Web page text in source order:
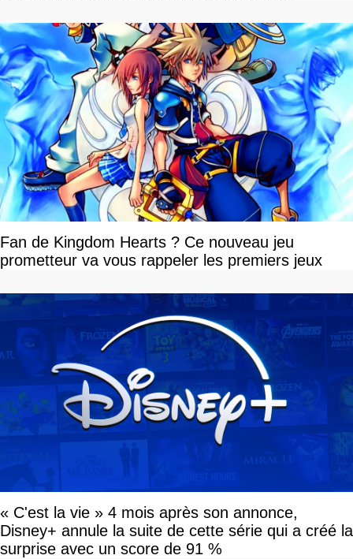
Fan de Kingdom Hearts ? Ce nouveau jeu
prometteur va vous rappeler les premiers jeux
« C'est la vie » 4 mois après son annonce,
Disney+ annule la suite de cette série qui a créé la
surprise avec un score de 91 %